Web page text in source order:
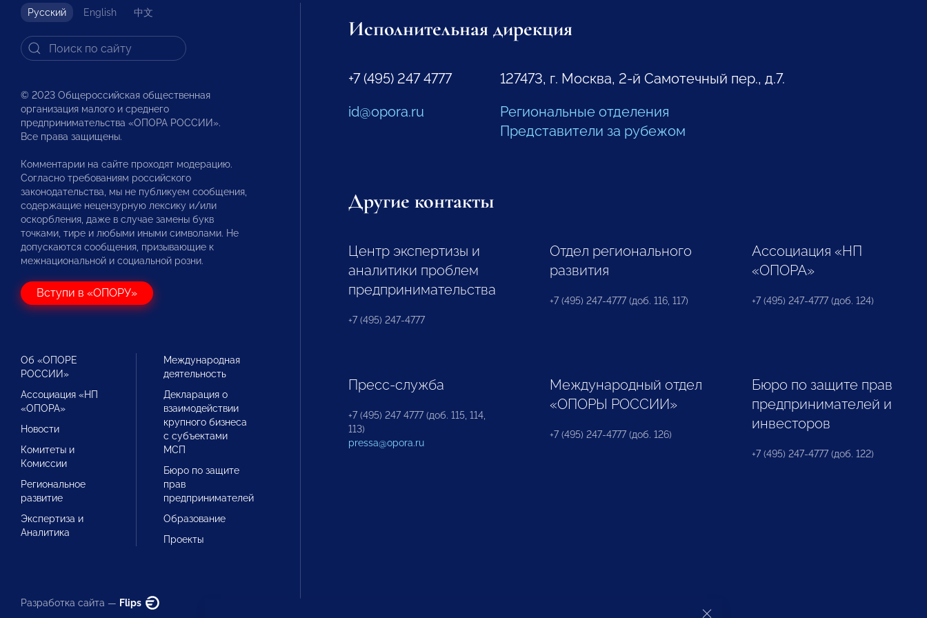
Русский English 中文
© 2023 Общероссийская общественная
организация малого и среднего
предпринимательства «ОПОРА РОССИИ».
Все права защищены.
Комментарии на сайте проходят модерацию.
Согласно требованиям российского
законодательства, мы не публикуем сообщения,
содержащие нецензурную лексику и/или
оскорбления, даже в случае замены букв
точками, тире и любыми иными символами. Не
допускаются сообщения, призывающие к
межнациональной и социальной розни.
Вступи в «ОПОРУ»
Об «ОПОРЕ
РОССИИ»
Ассоциация «НП
«ОПОРА»
Новости
Комитеты и
Комиссии
Региональное
развитие
Экспертиза и
Аналитика
Международная
деятельность
Декларация о
взаимодействии
крупного бизнеса
с субъектами
МСП
Бюро по защите
прав
предпринимателей
Образование
Проекты
Разработка сайта — Flips
Исполнительная дирекция
+7 (495) 247 4777
id@opora.ru
127473, г. Москва, 2-й Самотечный пер., д.7.
Региональные отделения
Представители за рубежом
Другие контакты
Центр экспертизы и
аналитики проблем
предпринимательства
+7 (495) 247-4777
Отдел регионального
развития
+7 (495) 247-4777 (доб. 116, 117)
Ассоциация «НП
«ОПОРА»
+7 (495) 247-4777 (доб. 124)
Пресс-служба
+7 (495) 247 4777 (доб. 115, 114,
113)
pressa@opora.ru
Международный отдел
«ОПОРЫ РОССИИ»
+7 (495) 247-4777 (доб. 126)
Бюро по защите прав
предпринимателей и
инвесторов
+7 (495) 247-4777 (доб. 122)